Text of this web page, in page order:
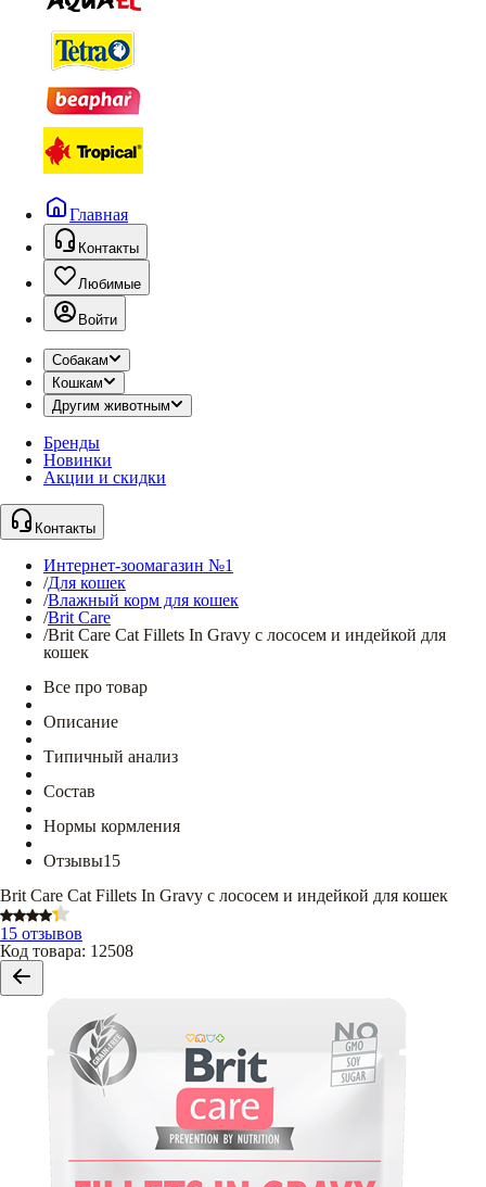
Главная
Контакты
Любимые
Войти
Собакам
Кошкам
Другим животным
Бренды
Новинки
Акции и скидки
Контакты
Интернет-зоомагазин №1
/Для кошек
/Влажный корм для кошек
/Brit Care
/Brit Care Cat Fillets In Gravy с лососем и индейкой для
кошек
Все про товар
Описание
Типичный анализ
Состав
Нормы кормления
Отзывы15
Brit Care Cat Fillets In Gravy с лососем и индейкой для кошек
15 отзывов
Код товара: 12508